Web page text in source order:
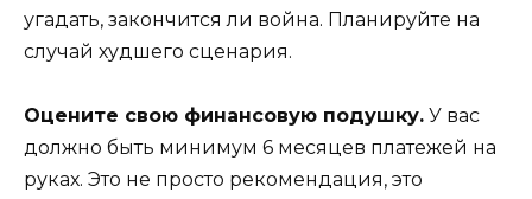
угадать, закончится ли война. Планируйте на
случай худшего сценария.
Оцените свою финансовую подушку. У вас
должно быть минимум 6 месяцев платежей на
руках. Это не просто рекомендация, это